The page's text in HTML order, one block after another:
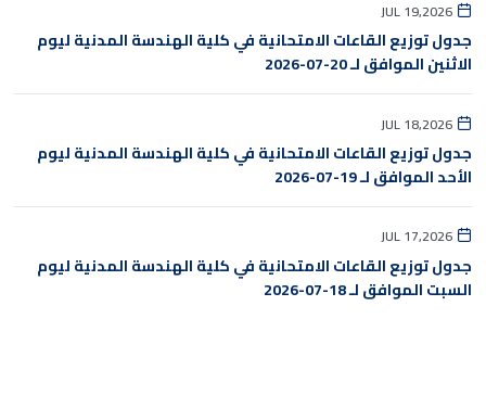
JUL 19,2026
جدول توزيع القاعات الامتحانية في كلية الهندسة المدنية ليوم
الاثنين الموافق لـ 20-07-2026
JUL 18,2026
جدول توزيع القاعات الامتحانية في كلية الهندسة المدنية ليوم
الأحد الموافق لـ 19-07-2026
JUL 17,2026
جدول توزيع القاعات الامتحانية في كلية الهندسة المدنية ليوم
السبت الموافق لـ 18-07-2026